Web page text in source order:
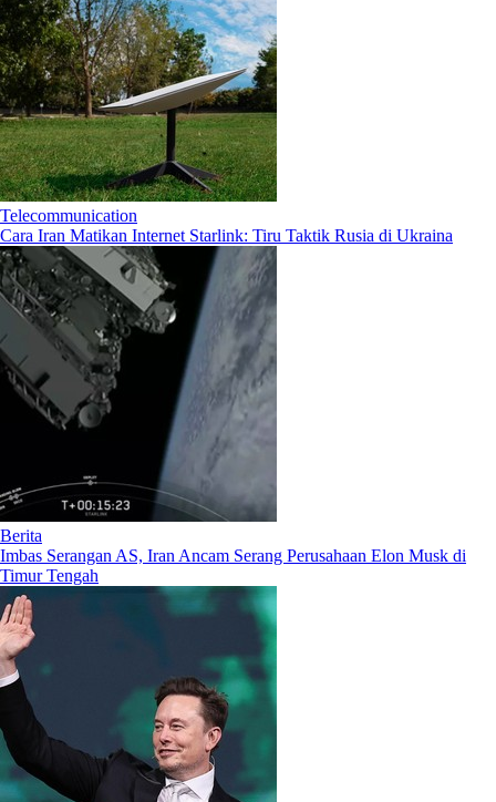
Telecommunication
Cara Iran Matikan Internet Starlink: Tiru Taktik Rusia di Ukraina
Berita
Imbas Serangan AS, Iran Ancam Serang Perusahaan Elon Musk di
Timur Tengah